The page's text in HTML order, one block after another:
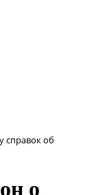
справок об
о